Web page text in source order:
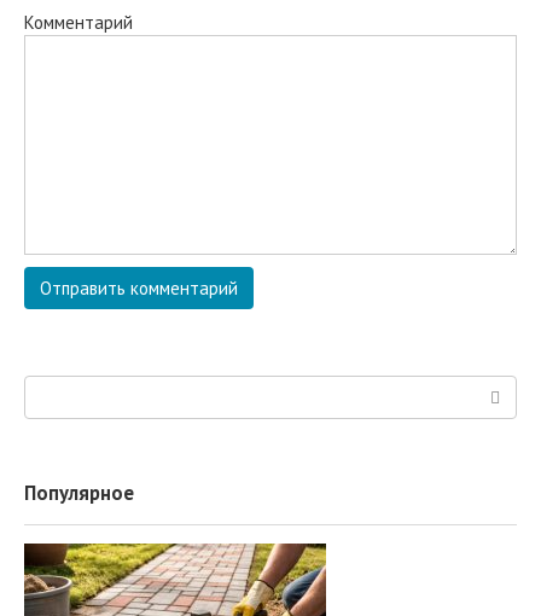
Комментарий
Поиск:
Популярное